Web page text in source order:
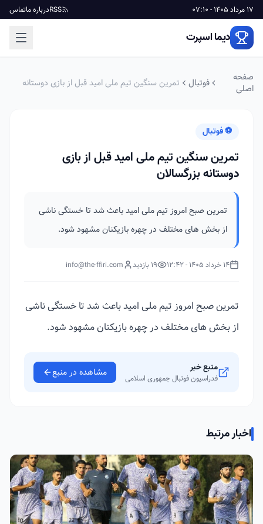
17 مرداد 1405 - 07:10 RSSدرباره ماتماس
دیما اسپرت
صفحه
اصلی
فوتبال
تمرین سنگین تیم ملی امید قبل از بازی دوستانه
⚽ فوتبال
تمرین سنگین تیم ملی امید قبل از بازی
دوستانه بزرگسالان
تمرین صبح امروز تیم ملی امید باعث شد تا خستگی ناشی
از بخش های مختلف در چهره بازیکنان مشهود شود.
14 خرداد 1405 - 12:42 19 بازدید info@the-ffiri.com
تمرین صبح امروز تیم ملی امید باعث شد تا خستگی ناشی
از بخش های مختلف در چهره بازیکنان مشهود شود.
منبع خبر
فدراسیون فوتبال جمهوری اسلامی مشاهده در منبع
اخبار مرتبط